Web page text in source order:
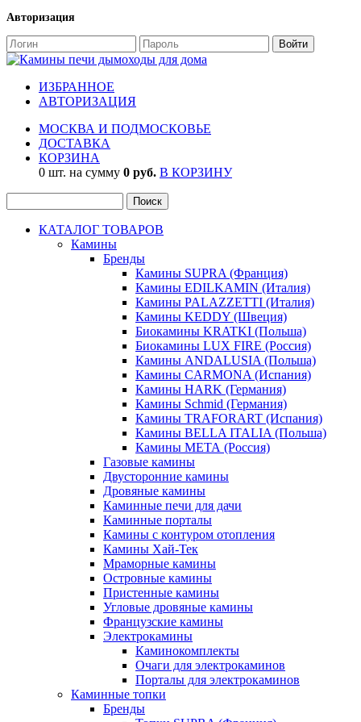
Авторизация
ИЗБРАННОЕ
АВТОРИЗАЦИЯ
МОСКВА И ПОДМОСКОВЬЕ
ДОСТАВКА
КОРЗИНА
0 шт. на сумму 0 руб. В КОРЗИНУ
КАТАЛОГ ТОВАРОВ
Камины
Бренды
Камины SUPRA (Франция)
Камины EDILKAMIN (Италия)
Камины PALAZZETTI (Италия)
Камины KEDDY (Швеция)
Биокамины KRATKI (Польша)
Биокамины LUX FIRE (Россия)
Камины ANDALUSIA (Польша)
Камины CARMONA (Испания)
Камины HARK (Германия)
Камины Schmid (Германия)
Камины TRAFORART (Испания)
Камины BELLA ITALIA (Польша)
Камины МЕТА (Россия)
Газовые камины
Двусторонние камины
Дровяные камины
Каминные печи для дачи
Каминные порталы
Камины с контуром отопления
Камины Хай-Тек
Мраморные камины
Островные камины
Пристенные камины
Угловые дровяные камины
Французские камины
Электрокамины
Каминокомплекты
Очаги для электрокаминов
Порталы для электрокаминов
Каминные топки
Бренды